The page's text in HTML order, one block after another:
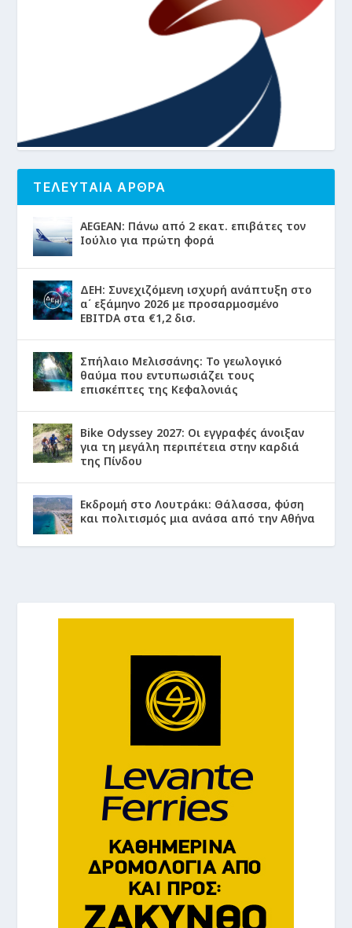
ΤΕΛΕΥΤΑΙΑ ΑΡΘΡΑ
AEGEAN: Πάνω από 2 εκατ. επιβάτες τον
Ιούλιο για πρώτη φορά
ΔΕΗ: Συνεχιζόμενη ισχυρή ανάπτυξη στο
α΄ εξάμηνο 2026 με προσαρμοσμένο
EBITDA στα €1,2 δισ.
Σπήλαιο Μελισσάνης: Το γεωλογικό
θαύμα που εντυπωσιάζει τους
επισκέπτες της Κεφαλονιάς
Bike Odyssey 2027: Οι εγγραφές άνοιξαν
για τη μεγάλη περιπέτεια στην καρδιά
της Πίνδου
Εκδρομή στο Λουτράκι: Θάλασσα, φύση
και πολιτισμός μια ανάσα από την Αθήνα